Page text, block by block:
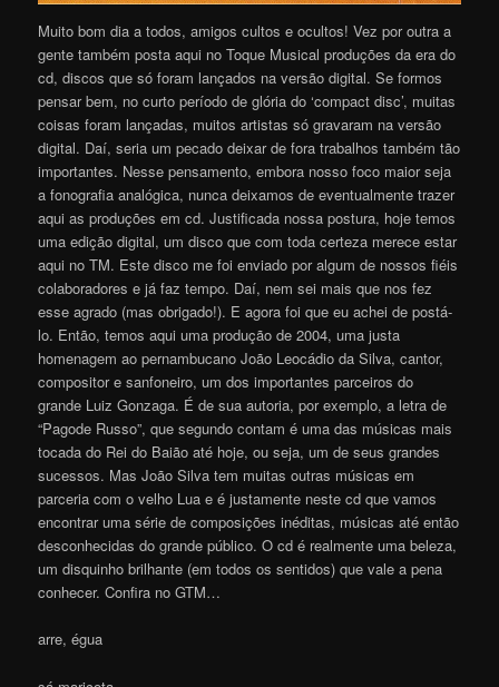
Muito bom dia a todos, amigos cultos e ocultos! Vez por outra a
gente também posta aqui no Toque Musical produções da era do
cd, discos que só foram lançados na versão digital. Se formos
pensar bem, no curto período de glória do ‘compact disc’, muitas
coisas foram lançadas, muitos artistas só gravaram na versão
digital. Daí, seria um pecado deixar de fora trabalhos também tão
importantes. Nesse pensamento, embora nosso foco maior seja
a fonografia analógica, nunca deixamos de eventualmente trazer
aqui as produções em cd. Justificada nossa postura, hoje temos
uma edição digital, um disco que com toda certeza merece estar
aqui no TM. Este disco me foi enviado por algum de nossos fiéis
colaboradores e já faz tempo. Daí, nem sei mais que nos fez
esse agrado (mas obrigado!). E agora foi que eu achei de postá-
lo. Então, temos aqui uma produção de 2004, uma justa
homenagem ao pernambucano João Leocádio da Silva, cantor,
compositor e sanfoneiro, um dos importantes parceiros do
grande Luiz Gonzaga. É de sua autoria, por exemplo, a letra de
“Pagode Russo”, que segundo contam é uma das músicas mais
tocada do Rei do Baião até hoje, ou seja, um de seus grandes
sucessos. Mas João Silva tem muitas outras músicas em
parceria com o velho Lua e é justamente neste cd que vamos
encontrar uma série de composições inéditas, músicas até então
desconhecidas do grande público. O cd é realmente uma beleza,
um disquinho brilhante (em todos os sentidos) que vale a pena
conhecer. Confira no GTM…
arre, égua